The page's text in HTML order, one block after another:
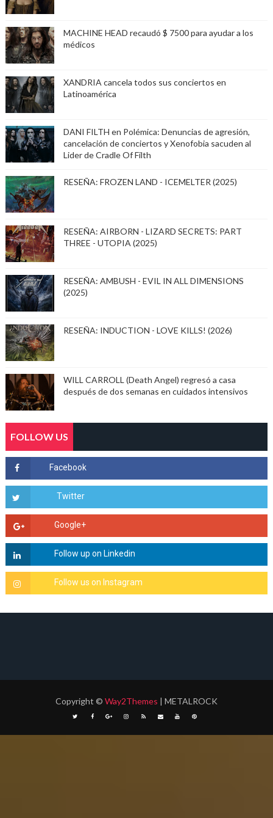
MACHINE HEAD recaudó $ 7500 para ayudar a los
médicos
XANDRIA cancela todos sus conciertos en
Latinoamérica
DANI FILTH en Polémica: Denuncias de agresión,
cancelación de conciertos y Xenofobia sacuden al
Lider de Cradle Of Filth
RESEÑA: FROZEN LAND - ICEMELTER (2025)
RESEÑA: AIRBORN - LIZARD SECRETS: PART
THREE - UTOPIA (2025)
RESEÑA: AMBUSH - EVIL IN ALL DIMENSIONS
(2025)
RESEÑA: INDUCTION - LOVE KILLS! (2026)
WILL CARROLL (Death Angel) regresó a casa
después de dos semanas en cuidados intensivos
FOLLOW US
Copyright © Way2Themes | METALROCK